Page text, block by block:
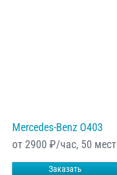
Mercedes-Benz О403
от 2900 ₽/час, 50 мест
Заказать